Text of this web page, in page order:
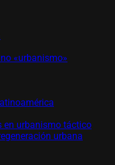
«urbanismo»
en urbanismo táctico
urbana